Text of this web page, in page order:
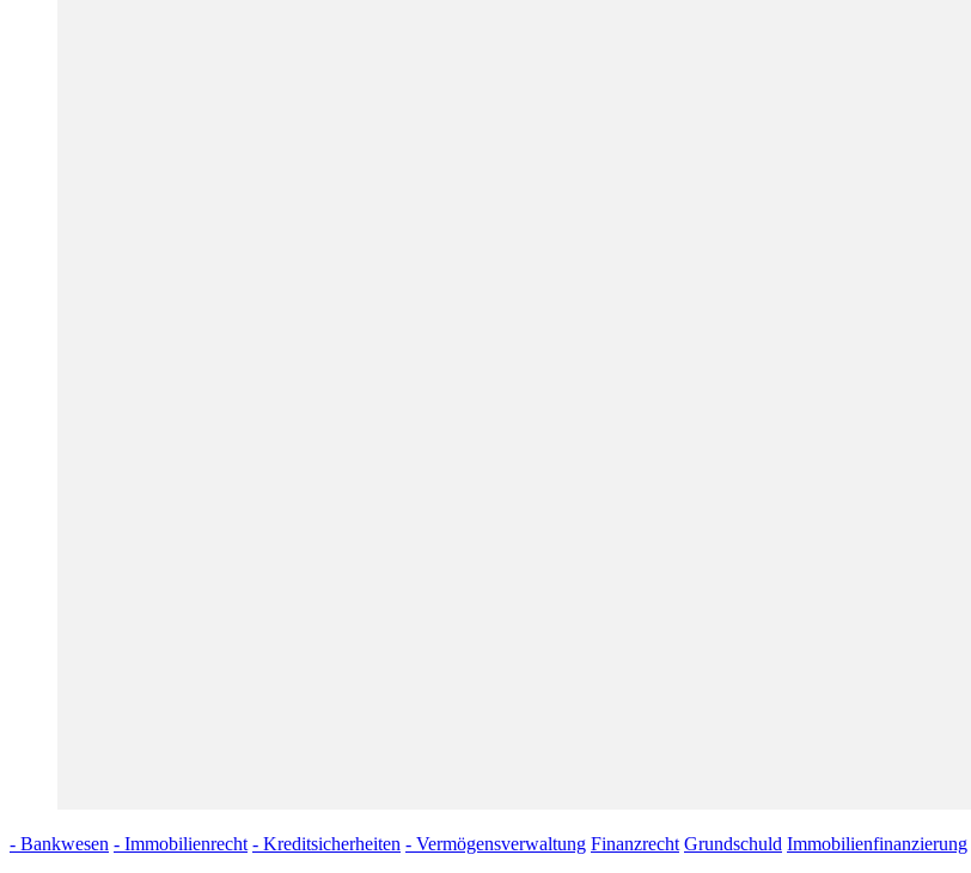
- Bankwesen - Immobilienrecht - Kreditsicherheiten - Vermögensverwaltung Finanzrecht Grundschuld Immobilienfinanzierung